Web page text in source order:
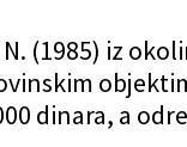
(1985) iz
dinara, a